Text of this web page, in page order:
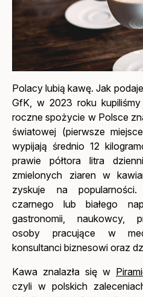
Polacy lubią kawę. Jak
GfK, w 2023 roku
roczne spożycie w Polsce
światowej (pierwsze
wypijają średnio 12
prawie półtora litra
zmielonych ziaren w
zyskuje na
czarnego lub białego
gastronomii, naukowcy,
osoby pracujące w
konsultanci biznesowi oraz
Kawa znalazła się w
czyli w polskich